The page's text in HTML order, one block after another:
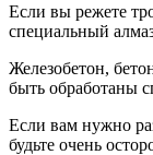
Если вы режете
специальный
Железобетон,
быть обработаны
Если вам нужно
будьте очень